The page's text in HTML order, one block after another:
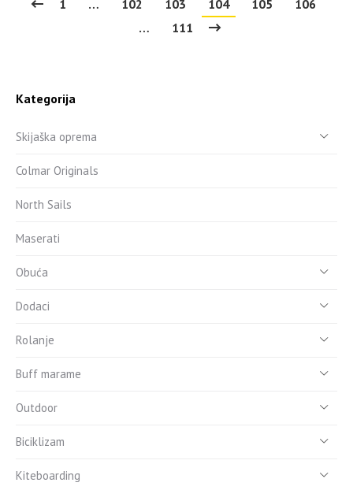
1 … 102 103 104 105
106
…
111
Kategorija
Skijaška oprema
Colmar Originals
North Sails
Maserati
Obuća
Dodaci
Rolanje
Buff marame
Outdoor
Biciklizam
Kiteboarding